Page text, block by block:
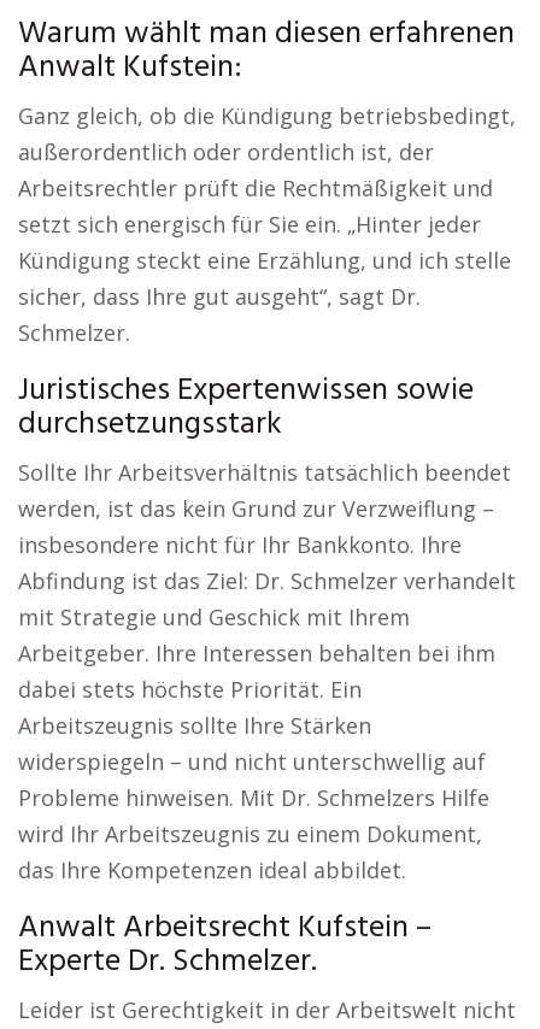
Warum wählt man diesen erfahrenen
Anwalt Kufstein:
Ganz gleich, ob die Kündigung betriebsbedingt,
außerordentlich oder ordentlich ist, der
Arbeitsrechtler prüft die Rechtmäßigkeit und
setzt sich energisch für Sie ein. „Hinter jeder
Kündigung steckt eine Erzählung, und ich stelle
sicher, dass Ihre gut ausgeht“, sagt Dr.
Schmelzer.
Juristisches Expertenwissen sowie
durchsetzungsstark
Sollte Ihr Arbeitsverhältnis tatsächlich beendet
werden, ist das kein Grund zur Verzweiflung –
insbesondere nicht für Ihr Bankkonto. Ihre
Abfindung ist das Ziel: Dr. Schmelzer verhandelt
mit Strategie und Geschick mit Ihrem
Arbeitgeber. Ihre Interessen behalten bei ihm
dabei stets höchste Priorität. Ein
Arbeitszeugnis sollte Ihre Stärken
widerspiegeln – und nicht unterschwellig auf
Probleme hinweisen. Mit Dr. Schmelzers Hilfe
wird Ihr Arbeitszeugnis zu einem Dokument,
das Ihre Kompetenzen ideal abbildet.
Anwalt Arbeitsrecht Kufstein –
Experte Dr. Schmelzer.
Leider ist Gerechtigkeit in der Arbeitswelt nicht